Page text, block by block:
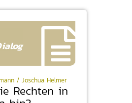
/ Joschua Helmer
Rechten in